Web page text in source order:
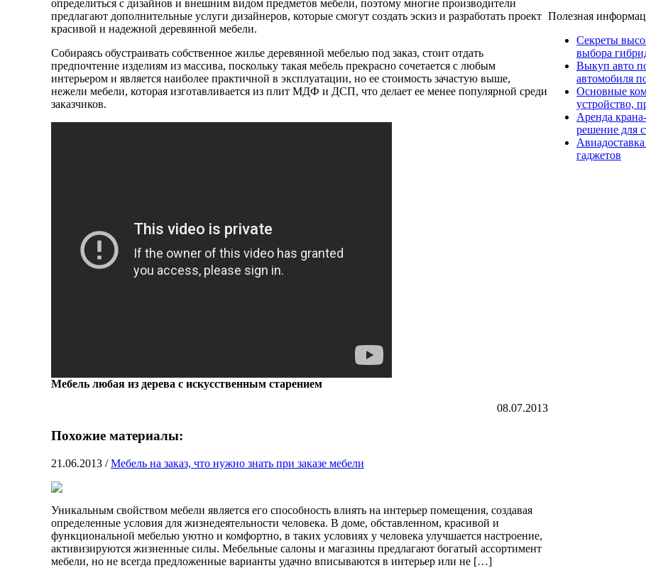
определиться с дизайнов и внешним видом предметов мебели, поэтому многие производители
предлагают дополнительные услуги дизайнеров, которые смогут создать эскиз и разработать проект
красивой и надежной деревянной мебели.
Собираясь обустраивать собственное жилье деревянной мебелью под заказ, стоит отдать
предпочтение изделиям из массива, поскольку такая мебель прекрасно сочетается с любым
интерьером и является наиболее практичной в эксплуатации, но ее стоимость зачастую выше,
нежели мебели, которая изготавливается из плит МДФ и ДСП, что делает ее менее популярной среди
заказчиков.
Мебель любая из дерева с искусственным старением
08.07.2013
Похожие материалы:
21.06.2013 /Мебель на заказ, что нужно знать при заказе мебели
Уникальным свойством мебели является его способность влиять на интерьер помещения, создавая
определенные условия для жизнедеятельности человека. В доме, обставленном, красивой и
функциональной мебелью уютно и комфортно, в таких условиях у человека улучшается настроение,
активизируются жизненные силы. Мебельные салоны и магазины предлагают богатый ассортимент
мебели, но не всегда предложенные варианты удачно вписываются в интерьер или не […]
Полезная
Секреты
выбора
Выкуп авто
автомобиля
Основные
устройство,
Аренда
решение для
гаджетов